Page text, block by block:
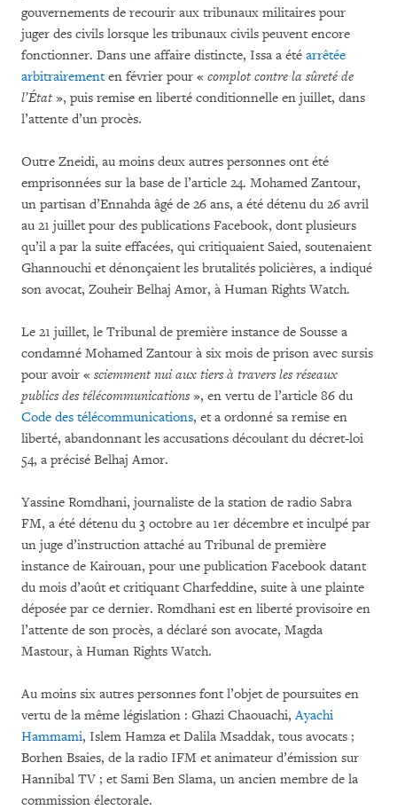
gouvernements de recourir aux tribunaux militaires pour
juger des civils lorsque les tribunaux civils peuvent encore
fonctionner. Dans une affaire distincte, Issa a été arrêtée
arbitrairementen février pour « complot contre la sûreté de
l’État », puis remise en liberté conditionnelle en juillet, dans
l’attente d’un procès.
Outre Zneidi, au moins deux autres personnes ont été
emprisonnées sur la base de l’article 24. Mohamed Zantour,
un partisan d’Ennahda âgé de 26 ans, a été détenu du 26 avril
au 21 juillet pour des publications Facebook, dont plusieurs
qu’il a par la suite effacées, qui critiquaient Saied, soutenaient
Ghannouchi et dénonçaient les brutalités policières, a indiqué
son avocat, Zouheir Belhaj Amor, à Human Rights Watch.
Le 21 juillet, le Tribunal de première instance de Sousse a
condamné Mohamed Zantour à six mois de prison avec sursis
pour avoir « sciemment nui aux tiers à travers les réseaux
publics des télécommunications», en vertu de l’article 86 du
Code des télécommunications, et a ordonné sa remise en
liberté, abandonnant les accusations découlant du décret-loi
54, a précisé Belhaj Amor.
Yassine Romdhani, journaliste de la station de radio Sabra
FM, a été détenu du 3 octobre au 1er décembre et inculpé par
un juge d’instruction attaché au Tribunal de première
instance de Kairouan, pour une publication Facebook datant
du mois d’août et critiquant Charfeddine, suite à une plainte
déposée par ce dernier. Romdhani est en liberté provisoire en
l’attente de son procès, a déclaré son avocate, Magda
Mastour, à Human Rights Watch.
Au moins six autres personnes font l’objet de poursuites en
vertu de la même législation : Ghazi Chaouachi,Ayachi
Hammami, Islem Hamza et Dalila Msaddak, tous avocats ;
Borhen Bsaies, de la radio IFM et animateur d’émission sur
Hannibal TV ; et Sami Ben Slama, un ancien membre de la
commission électorale.